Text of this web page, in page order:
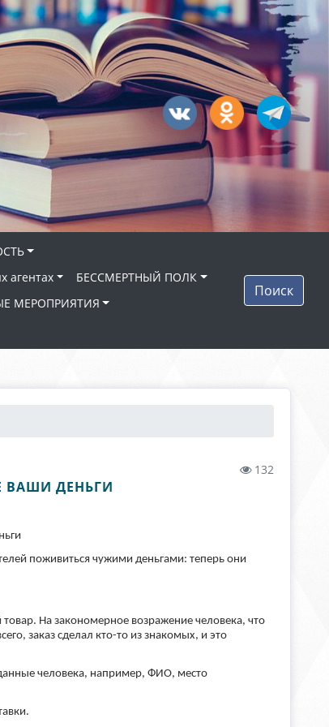
агентах
БЕССМЕРТНЫЙ ПОЛК
МЕРОПРИЯТИЯ
Поиск
132
ВАШИ ДЕНЬГИ
поживиться чужими деньгами: теперь они
На закономерное возражение человека, что
заказ сделал кто-то из знакомых, и это
человека, например, ФИО, место